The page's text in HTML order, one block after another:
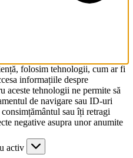
folosim tehnologii, cum ar fi
informațiile despre
aceste tehnologii ne permite să
de navigare sau ID-uri
sau îți retragi
negative asupra unor anumite
activ